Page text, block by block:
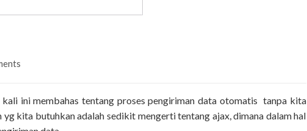
ini membahas tentang proses pengiriman data otomatis tanpa kita
kita butuhkan adalah sedikit mengerti tentang ajax, dimana dalam hal